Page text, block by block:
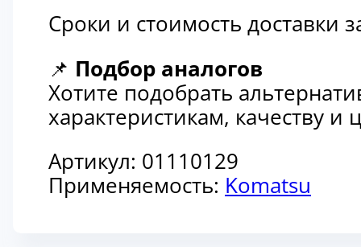
Сроки и стоимость доставки
📌 Подбор аналогов
Хотите подобрать
характеристикам, качеству
Артикул: 01110129
Применяемость: Komatsu